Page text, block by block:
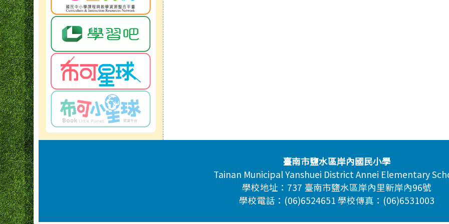
臺南市鹽水區岸內國民小學
Tainan Municipal Yanshuei District Annei Elementary
學校地址：737 臺南市鹽水區岸內里新岸內96號
學校電話：(06)6524651 學校傳真：(06)6531003